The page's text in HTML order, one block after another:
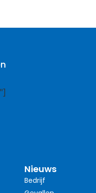
Nieuws
Bedrijf